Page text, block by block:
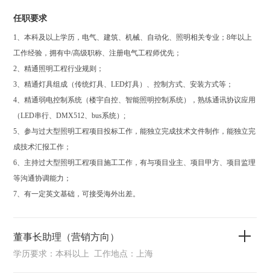
任职要求
1、本科及以上学历，电气、建筑、机械、自动化、照明相关专业；8年以上
工作经验，拥有中/高级职称、注册电气工程师优先；
2、精通照明工程行业规则；
3、精通灯具组成（传统灯具、LED灯具）、控制方式、安装方式等；
4、精通弱电控制系统（楼宇自控、智能照明控制系统），熟练通讯协议应用
（LED串行、DMX512、bus系统）;
5、参与过大型照明工程项目投标工作，能独立完成技术文件制作，能独立完
成技术汇报工作；
6、主持过大型照明工程项目施工工作，有与项目业主、项目甲方、项目监理
等沟通协调能力；
7、有一定英文基础，可接受海外出差。
董事长助理（营销方向）
学历要求：本科以上 工作地点：上海